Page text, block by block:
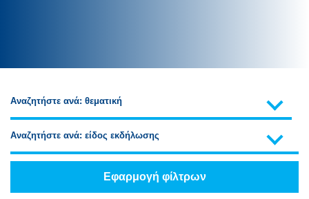
Αναζητήστε ανά: θεματική
Αναζητήστε ανά: είδος εκδήλωσης
Εφαρμογή φίλτρων